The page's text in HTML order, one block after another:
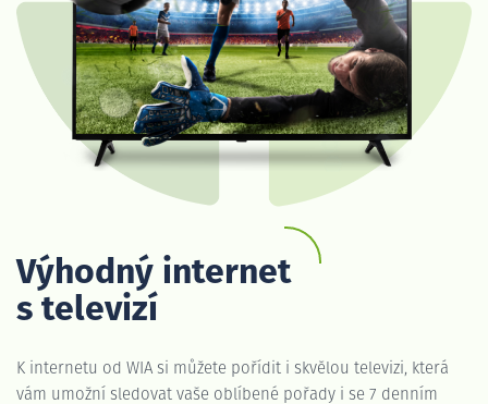
Výhodný internet
s televizí
K internetu od WIA si můžete pořídit i skvělou televizi, která
vám umožní sledovat vaše oblíbené pořady i se 7 denním